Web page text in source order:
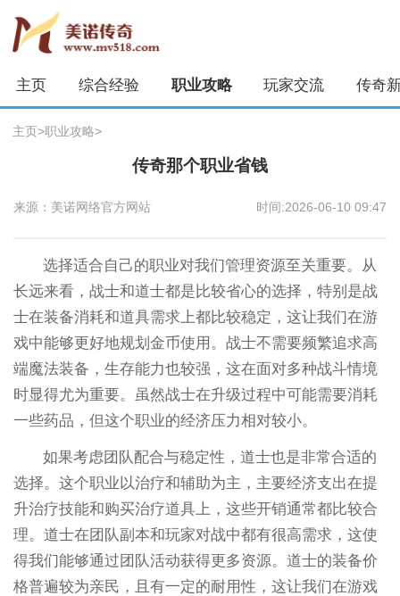
主页 综合经验 职业攻略 玩家交流 传奇
主页>职业攻略>
传奇那个职业省钱
来源：美诺网络官方网站 时间:2026-06-10 09:47
选择适合自己的职业对我们管理资源至关重要。从
长远来看，战士和道士都是比较省心的选择，特别是战
士在装备消耗和道具需求上都比较稳定，这让我们在游
戏中能够更好地规划金币使用。战士不需要频繁追求高
端魔法装备，生存能力也较强，这在面对多种战斗情境
时显得尤为重要。虽然战士在升级过程中可能需要消耗
一些药品，但这个职业的经济压力相对较小。
如果考虑团队配合与稳定性，道士也是非常合适的
选择。这个职业以治疗和辅助为主，主要经济支出在提
升治疗技能和购买治疗道具上，这些开销通常都比较合
理。道士在团队副本和玩家对战中都有很高需求，这使
得我们能够通过团队活动获得更多资源。道士的装备价
格普遍较为亲民，且有一定的耐用性，这让我们在游戏